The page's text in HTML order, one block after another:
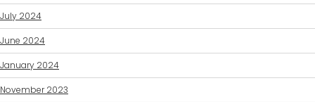
July 2024
June 2024
January 2024
November 2023